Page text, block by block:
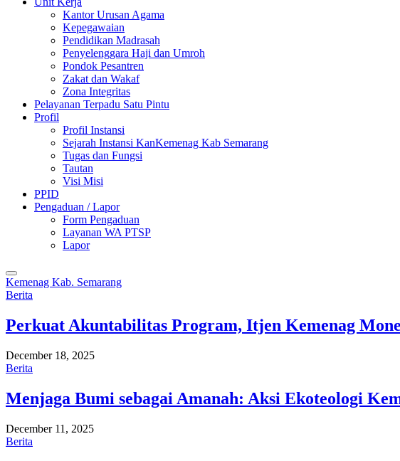
Kantor Urusan Agama
Kepegawaian
Pendidikan Madrasah
Penyelenggara Haji dan Umroh
Pondok Pesantren
Zakat dan Wakaf
Zona Integritas
Pelayanan Terpadu Satu Pintu
Profil
Profil Instansi
Sejarah Instansi KanKemenag Kab Semarang
Tugas dan Fungsi
Tautan
Visi Misi
PPID
Pengaduan / Lapor
Form Pengaduan
Layanan WA PTSP
Lapor
Kemenag Kab. Semarang
Berita
Perkuat Akuntabilitas Program, Itjen Kemenag
December 18, 2025
Berita
Menjaga Bumi sebagai Amanah: Aksi Ekoteologi
December 11, 2025
Berita